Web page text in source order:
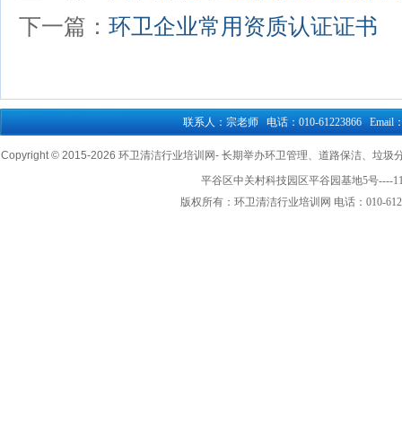
下一篇： 环卫企业常用资质认证证书
联系人：宗老师 电话：010-61223866 Email
Copyright © 2015-2026 环卫清洁行业培训网- 长期举办环卫管理、道路保洁、垃
平谷区中关村科技园区平谷园基地5号----
版权所有：环卫清洁行业培训网 电话：010-